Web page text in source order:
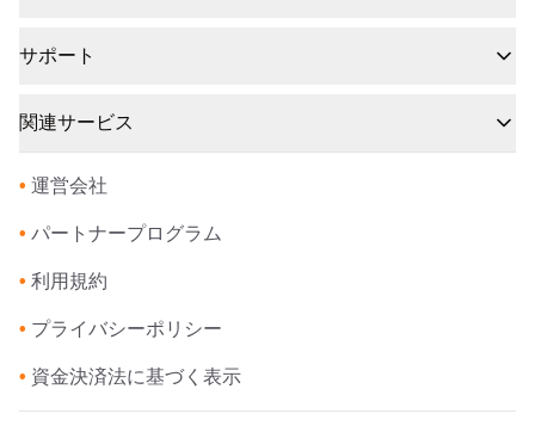
サポート
関連サービス
• 運営会社
• パートナープログラム
• 利用規約
• プライバシーポリシー
• 資金決済法に基づく表示